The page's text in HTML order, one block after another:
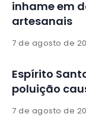
inhame em
artesanais
7 de agosto de
Espírito
poluição
7 de agosto de